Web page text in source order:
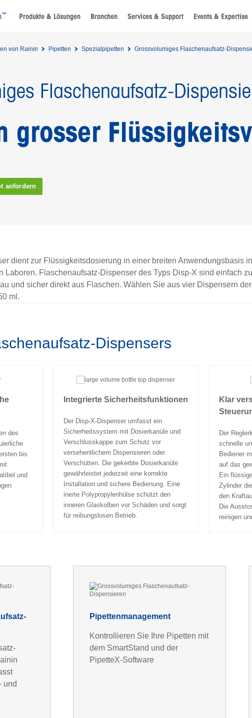
™ Produkte & Lösungen Branchen Services & Support Events & Expertise
von Rainin Pipetten Spezialpipetten Grossvolumiges Flaschenaufsatz-
Flaschenaufsatz-
grosser
anfordern
dient zur Flüssigkeitsdosierung in einer breiten Anwendungsbasis
Laboren. Flaschenaufsatz-Dispenser des Typs Disp-X sind einfach
und sicher direkt aus Flaschen. Wählen Sie aus vier Dispensern
ml.
Dispensers
des
bis
und
Integrierte Sicherheitsfunktionen
Der Disp-X-Dispenser umfasst ein
Sicherheitssystem mit Dosierkanüle und
Verschlusskappe zum Schutz vor
versehentlichem Dispensieren oder
Verschütten. Die gekerbte Dosierkanüle
gewährleistet jederzeit eine korrekte
Installation und sichere Bedienung. Eine
inerte Polypropylenhülse schützt den
inneren Glaskolben vor Schäden und sorgt
für reibungslosen Betrieb.
Klar
Der
schnelle
Bediener
auf das
Ein
Zylinder
den
Die
reinigen
und
Pipettenmanagement
Kontrollieren Sie Ihre Pipetten mit
dem SmartStand und der
PipetteX-Software